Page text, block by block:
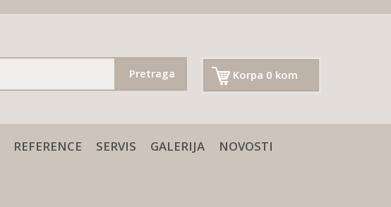
Pretraga Korpa 0 kom
REFERENCE SERVIS GALERIJA NOVOSTI